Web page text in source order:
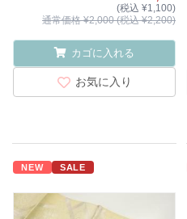
(税込 ¥1,100)
通常価格 ¥2,000 (税込 ¥2,200)
カゴに入れる
お気に入り
NEW SALE